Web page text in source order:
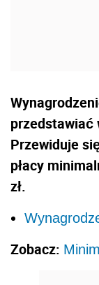
przedstawiać
Przewiduje
płacy
zł.
Zobacz: